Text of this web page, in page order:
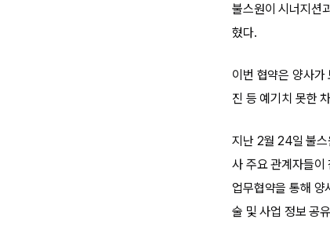
불스원이 시너지션
혔다.
이번 협약은 양사가
진 등 예기치 못한
지난 2월 24일 불스
사 주요 관계자들이
업무협약을 통해
술 및 사업 정보 공